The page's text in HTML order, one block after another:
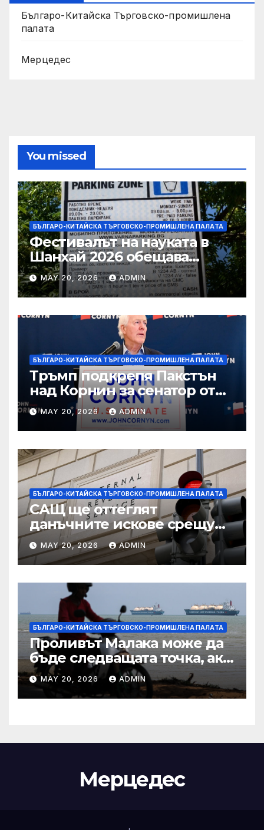
Българо-Китайска Търговско-промишлена
палaта
Мерцедес
You missed
БЪЛГАРО-КИТАЙСКА ТЪРГОВСКО-ПРОМИШЛЕНА ПАЛAТА
Фестивалът на науката в
Шанхай 2026 обещава
вълнуващи научно-
технологични иновации
MAY 20, 2026 ADMIN
БЪЛГАРО-КИТАЙСКА ТЪРГОВСКО-ПРОМИШЛЕНА ПАЛAТА
Тръмп подкрепя Пакстън
над Корнин за сенатор от
Тексас в шокираща
подкрепа
MAY 20, 2026 ADMIN
БЪЛГАРО-КИТАЙСКА ТЪРГОВСКО-ПРОМИШЛЕНА ПАЛAТА
САЩ ще оттеглят
данъчните искове срещу
Тръмп „завинаги“ в
сделката за съдебно дело с
IRS
MAY 20, 2026 ADMIN
БЪЛГАРО-КИТАЙСКА ТЪРГОВСКО-ПРОМИШЛЕНА ПАЛAТА
Проливът Малака може да
бъде следващата точка, ако
Азия не внимава
MAY 20, 2026 ADMIN
Мерцедес